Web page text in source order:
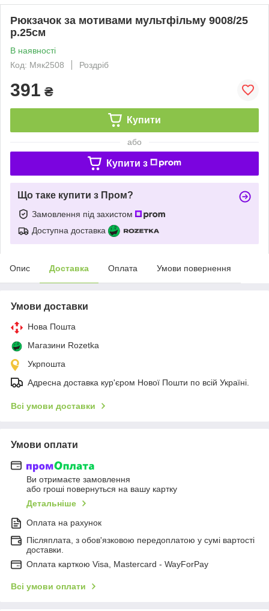
Рюкзачок за мотивами мультфільму 9008/25
р.25см
В наявності
Код: Мяк2508
Роздріб
391 ₴
Купити
або
Купити з
Що таке купити з Пром?
Замовлення під захистом
Доступна доставка
Опис Доставка Оплата Умови повернення
Умови доставки
Нова Пошта
Магазини Rozetka
Укрпошта
Адресна доставка кур'єром Нової Пошти по всій Україні.
Всі умови доставки
Умови оплати
Ви отримаєте замовлення
або гроші повернуться на вашу картку
Детальніше
Оплата на рахунок
Післяплата, з обов'язковою передоплатою у сумі вартості
доставки.
Оплата карткою Visa, Mastercard - WayForPay
Всі умови оплати